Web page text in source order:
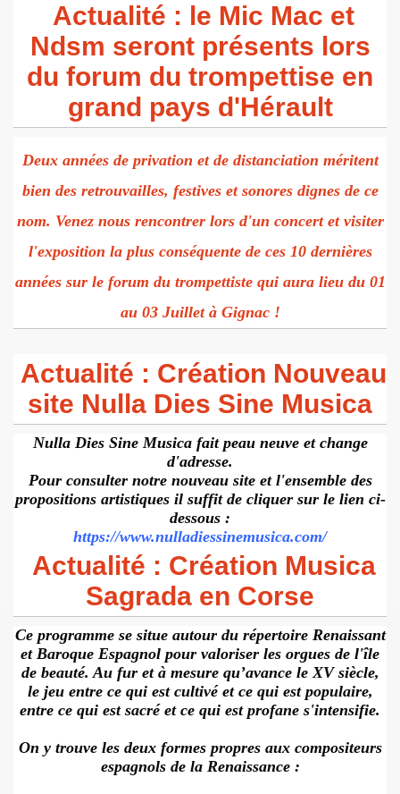
Actualité : le Mic Mac et
Ndsm seront présents lors
du forum du trompettise en
grand pays d'Hérault
Deux années de privation et de distanciation méritent
bien des retrouvailles, festives et sonores dignes de ce
nom. Venez nous rencontrer lors d'un concert et visiter
l'exposition la plus conséquente de ces 10 dernières
années sur le forum du trompettiste qui aura lieu du 01
au 03 Juillet à Gignac !
Actualité : Création Nouveau
site Nulla Dies Sine Musica
Nulla Dies Sine Musica fait peau neuve et change
d'adresse.
Pour consulter notre nouveau site et l'ensemble des
propositions artistiques il suffit de cliquer sur le lien ci-
dessous :
https://www.nulladiessinemusica.com/
Actualité : Création Musica
Sagrada en Corse
Ce programme se situe autour du répertoire Renaissant
et Baroque Espagnol pour valoriser les orgues de l'île
de beauté. Au fur et à mesure qu’avance le XV siècle,
le jeu entre ce qui est cultivé et ce qui est populaire,
entre ce qui est sacré et ce qui est profane s'intensifie.
On y trouve les deux formes propres aux compositeurs
espagnols de la Renaissance :